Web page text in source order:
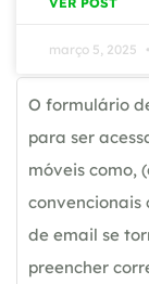
março 5, 2025
O formulário
para ser
móveis como,
convencionais
de email se
preencher